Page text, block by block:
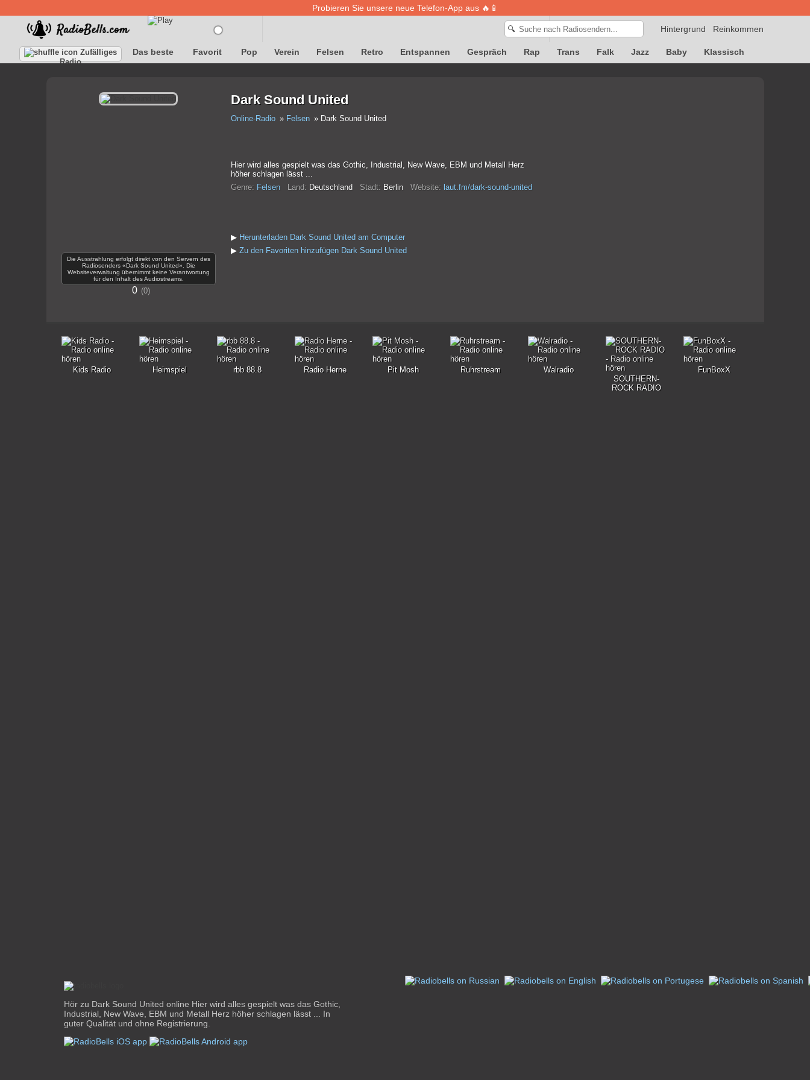
Probieren Sie unsere neue Telefon-App aus 🔥📱
Reinkommen
Hintergrund
🔍
Zufälliges
Radio
Das beste Favorit Pop Verein Felsen Retro Entspannen Gespräch Rap Trans Falk Jazz Baby Klassisch
Die Ausstrahlung erfolgt direkt von den Servern des
Radiosenders «Dark Sound United». Die
Websiteverwaltung übernimmt keine Verantwortung
für den Inhalt des Audiostreams.
0 0
Dark Sound United
Online-Radio Felsen Dark Sound United
Hier wird alles gespielt was das Gothic, Industrial, New Wave, EBM und Metall Herz
höher schlagen lässt ...
Genre: Felsen Land: Deutschland Stadt: Berlin Website: laut.fm/dark-sound-united
▶ Herunterladen Dark Sound United am Computer
▶ Zu den Favoriten hinzufügen Dark Sound United
Kids Radio Heimspiel rbb 88.8 Radio Herne Pit Mosh Ruhrstream
Walradio
SOUTHERN-
ROCK RADIO
FunBoxX
Hör zu Dark Sound United online Hier wird alles gespielt was das Gothic,
Industrial, New Wave, EBM und Metall Herz höher schlagen lässt ... In
guter Qualität und ohne Registrierung.